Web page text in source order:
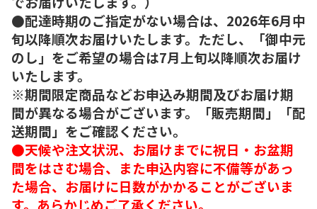
●配達時期のご指定がない場合は、2026年6月中
旬以降順次お届けいたします。ただし、「御中元
のし」をご希望の場合は7月上旬以降順次お届け
いたします。
※期間限定商品などお申込み期間及びお届け期
間が異なる場合がございます。「販売期間」「配
送期間」をご確認ください。
●天候や注文状況、お届けまでに祝日・お盆期
間をはさむ場合、また申込内容に不備等があっ
た場合、お届けに日数がかかることがございま
す。あらかじめご了承ください。